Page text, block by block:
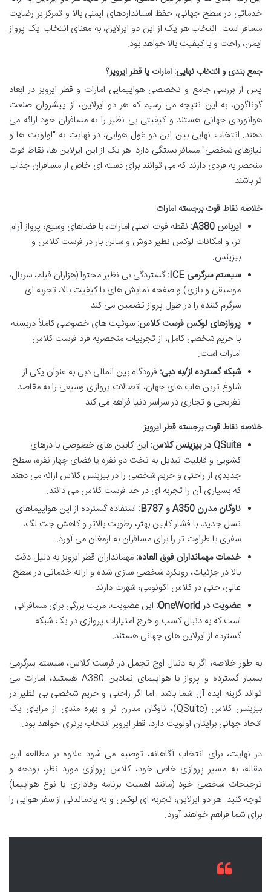
خدماتی در سطح جهانی، حفظ استانداردهای ایمنی بالا و تمرکز بر رضایت
مسافر است. انتخاب هر یک از این دو ایرلاین، به معنای انتخاب یک پرواز
ایمن، راحت و با کیفیت بالا خواهد بود.
جمع بندی و انتخاب نهایی: امارات یا قطر ایرویز؟
پس از بررسی جامع و تخصصی هواپیمایی امارات و قطر ایرویز در ابعاد
گوناگون، به این نتیجه می رسیم که هر دو ایرلاین، از پیشروان صنعت
هوانوردی جهانی هستند و کیفیتی بی نظیر را به مسافران خود ارائه می
دهند. انتخاب نهایی بین این دو غول هوایی، در نهایت به "اولویت ها و
نیازهای شخصی" مسافر بستگی دارد. هر یک از این ایرلاین ها، نقاط قوت
منحصر به فردی دارند که می توانند برای دسته ای خاص از مسافران جذاب
تر باشند.
خلاصه نقاط قوت برجسته امارات
ایرباس A380:
نقطه قوت اصلی امارات، با فضاهای وسیع، پرواز آرام
تر، و امکانات لوکس نظیر دوش و سالن بار در فرست کلاس و
بیزینس.
سیستم سرگرمی ICE:
گستردگی بی نظیر محتوا (هزاران فیلم، سریال،
موسیقی و بازی) و صفحه نمایش های با کیفیت بالا، تجربه ای
سرگرم کننده را در طول پرواز تضمین می کند.
پروازهای لوکس فرست کلاس: سوئیت های خصوصی کاملاً دربسته
با حریم شخصی کامل، از تجربیات منحصربه فرد فرست کلاس
امارات است.
شبکه گسترده از/به دبی: فرودگاه بین المللی دبی به عنوان یکی از
شلوغ ترین هاب های جهان، اتصالات پروازی وسیعی را به مقاصد
تفریحی و تجاری در سراسر دنیا فراهم می کند.
خلاصه نقاط قوت برجسته قطر ایرویز
QSuite در بیزینس کلاس:
این کابین های خصوصی با درهای
کشویی و قابلیت تبدیل به تخت دو نفره یا فضای چهار نفره، سطح
جدیدی از راحتی و حریم شخصی را در بیزینس کلاس ارائه می دهند
که بسیاری آن را تجربه ای در حد فرست کلاس می دانند.
ناوگان مدرن A350 و B787:
استفاده گسترده از این هواپیماهای
نسل جدید، با فشار کابین بهتر، رطوبت بالاتر و کاهش جت لگ،
سفری با طراوت تر را برای مسافران به ارمغان می آورد.
خدمات مهمانداران فوق العاده: مهمانداران قطر ایرویز به دلیل دقت
بالا در جزئیات، رویکرد شخصی سازی شده و ارائه خدماتی در سطح
عالی، حتی در کلاس اکونومی، شهرت دارند.
عضویت در OneWorld:
این عضویت، مزیت بزرگی برای مسافرانی
است که به دنبال کسب و خرج امتیازات پروازی در یک شبکه
گسترده از ایرلاین های جهانی هستند.
به طور خلاصه، اگر به دنبال اوج تجمل در فرست کلاس، سیستم سرگرمی
بسیار گسترده و پرواز با هواپیمای نمادین A380 هستید، امارات می
تواند گزینه ایده آل شما باشد. اما اگر راحتی و حریم شخصی بی نظیر در
بیزینس کلاس (QSuite)، ناوگان مدرن تر و بهره مندی از مزایای یک
اتحاد جهانی برایتان اولویت دارد، قطر ایرویز انتخاب برتری خواهد بود.
در نهایت، برای انتخاب آگاهانه، توصیه می شود علاوه بر مطالعه این
مقاله، به مسیر پروازی خاص خود، کلاس پروازی مورد نظر، بودجه و
ترجیحات شخصی خود (مانند اهمیت برنامه وفاداری یا نوع هواپیما)
توجه کنید. هر دو ایرلاین، تجربه ای لوکس و به یادماندنی از سفر هوایی را
برای شما فراهم خواهند آورد.